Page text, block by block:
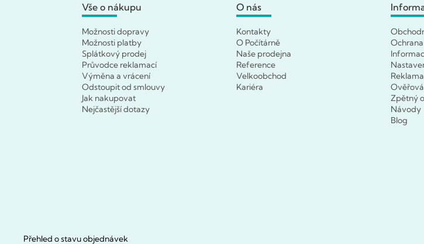
Vše o nákupu
Možnosti dopravy
Možnosti platby
Splátkový prodej
Průvodce reklamací
Výměna a vrácení
Odstoupit od smlouvy
Jak nakupovat
Nejčastější dotazy
O nás
Kontakty
O Počítárně
Naše prodejna
Reference
Velkoobchod
Kariéra
Zpětný
Návody
Blog
Přehled o stavu objednávek